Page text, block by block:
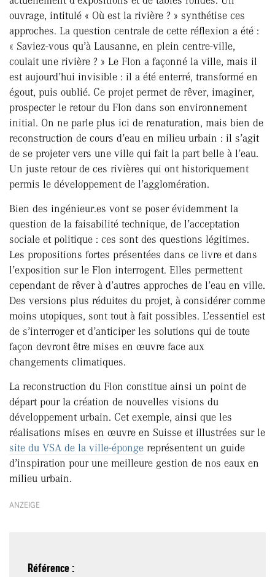
ouvrage, intitulé « Où est la rivière ? » synthétise ces
approches. La question centrale de cette réflexion a été :
« Saviez-vous qu’à Lausanne, en plein centre-ville,
coulait une rivière ? » Le Flon a façonné la ville, mais il
est aujourd’hui invisible : il a été enterré, transformé en
égout, puis oublié. Ce projet permet de rêver, imaginer,
prospecter le retour du Flon dans son environnement
initial. On ne parle plus ici de renaturation, mais bien de
reconstruction de cours d’eau en milieu urbain : il s’agit
de se projeter vers une ville qui fait la part belle à l’eau.
Un juste retour de ces rivières qui ont historiquement
permis le développement de l’agglomération.
Bien des ingénieur.es vont se poser évidemment la
question de la faisabilité technique, de l’acceptation
sociale et politique : ces sont des questions légitimes.
Les propositions fortes présentées dans ce livre et dans
l’exposition sur le Flon interrogent. Elles permettent
cependant de rêver à d’autres approches de l’eau en ville.
Des versions plus réduites du projet, à considérer comme
moins utopiques, sont tout à fait possibles. L’essentiel est
de s’interroger et d’anticiper les solutions qui de toute
façon devront être mises en œuvre face aux
changements climatiques.
La reconstruction du Flon constitue ainsi un point de
départ pour la création de nouvelles visions du
développement urbain. Cet exemple, ainsi que les
réalisations mises en œuvre en Suisse et illustrées sur le
site du VSA de la ville-éponge représentent un guide
d’inspiration pour une meilleure gestion de nos eaux en
milieu urbain.
ANZEIGE
Référence :